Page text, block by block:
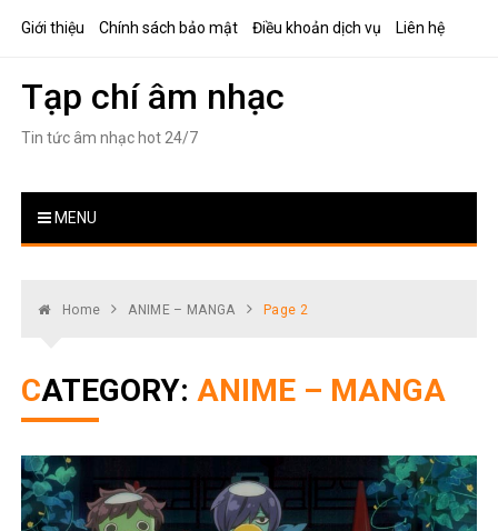
Giới thiệu Chính sách bảo mật Điều khoản dịch vụ Liên hệ
Tạp chí âm nhạc
Tin tức âm nhạc hot 24/7
MENU
Home ANIME – MANGA Page 2
CATEGORY:ANIME – MANGA